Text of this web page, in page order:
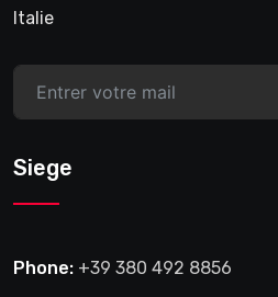
Italie
Siege
Phone: +39 380 492 8856